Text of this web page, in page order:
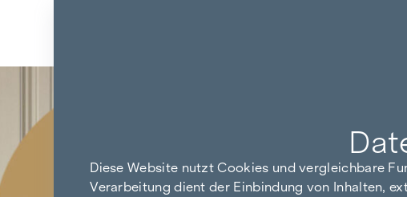
Zurück zu den Ergebnissen
Diese Website nutzt Cookies und vergleichbare
Verarbeitung dient der Einbindung von Inhalten,